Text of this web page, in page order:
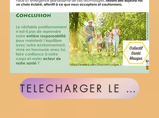
TELECHARGER LE DOCUMENT